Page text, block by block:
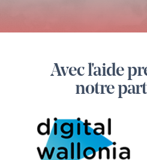
Avec l'aide
notre